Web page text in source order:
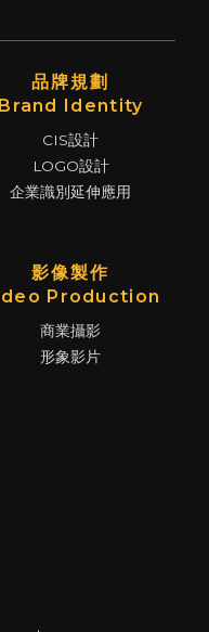
品牌規劃
Brand Identity
CIS設計
LOGO設計
企業識別延伸應用
影像製作
Production
商業攝影
形象影片